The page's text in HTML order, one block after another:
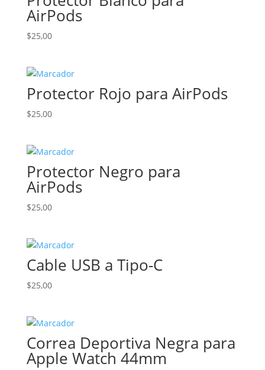
AirPods
$25,00
Protector Rojo para AirPods
$25,00
Protector Negro para
AirPods
$25,00
Cable USB a Tipo-C
$25,00
Correa Deportiva Negra para
Apple Watch 44mm